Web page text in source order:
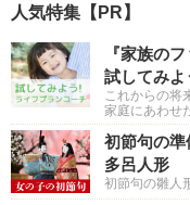
人気特集【PR】
『家族の
試してみ
これからの将
家庭にあわせ
初節句の
多呂人形
初節句の雛人